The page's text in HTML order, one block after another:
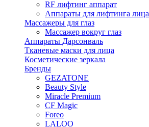
RF лифтинг аппарат
Аппараты для лифтинга лица
Массажеры для глаз
Массажер вокруг глаз
Аппараты Дарсонваль
Тканевые маски для лица
Косметические зеркала
Бренды
GEZATONE
Beauty Style
Miracle Premium
CF Magic
Foreo
LALOO